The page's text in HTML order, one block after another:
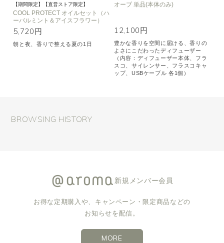
【期間限定】【直営ストア限定】
COOL PROTECT オイルセット（ハ
ーバルミント＆アイスフラワー）
5,720円
朝と夜、香りで整える夏の1日
オーブ 単品(本体のみ)
12,100円
豊かな香りを空間に届ける、香りの
よさにこだわったディフューザー
（内容：ディフューザー本体、フラ
スコ、サイレンサー、フラスコキャ
ップ、USBケーブル 各1個）
BROWSING HISTORY
新規メンバー会員
お得な定期購入や、キャンペーン・限定商品などの
お知らせを配信。
MORE